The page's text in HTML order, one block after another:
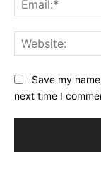
Save my
next time I